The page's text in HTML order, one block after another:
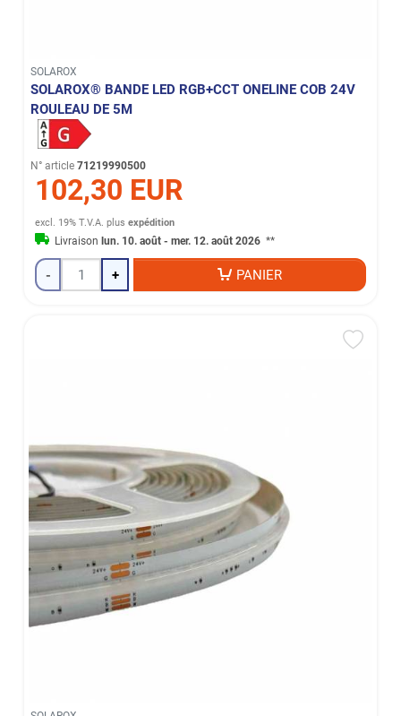
SOLAROX
SOLAROX® BANDE LED RGB+CCT ONELINE COB 24V
ROULEAU DE 5M
N° article 71219990500
102,30 EUR
excl. 19% T.V.A. plusexpédition
Livraisonlun. 10. août - mer. 12. août 2026 **
- + PANIER